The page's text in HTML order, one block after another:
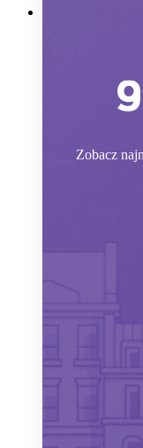
Zobacz